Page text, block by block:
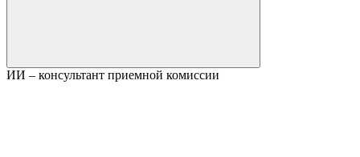
ИИ – консультант приемной комиссии